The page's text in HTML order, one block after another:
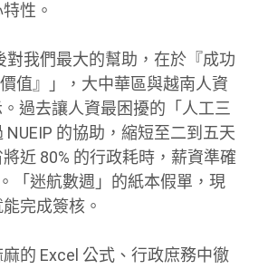
性。
對我們最大的幫助，在於『成功
值』」，大中華區與越南人資
過去讓人資最困擾的「人工三
的協助，縮短至二到五天
近 80% 的行政耗時，薪資準確
「迷航數週」的紙本假單，現
完成簽核。
的 Excel 公式、行政庶務中徹